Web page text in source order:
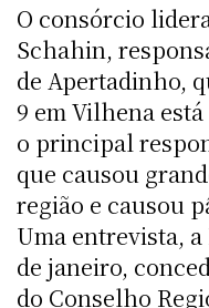
O consórcio
Schahin,
de Apertadinho,
9 em Vilhena
o principal
que causou
região e causou
Uma entrevista, a
de janeiro,
do Conselho